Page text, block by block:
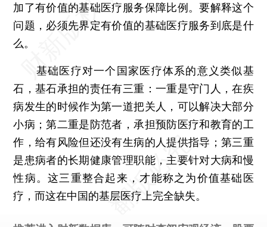
加了有价值的基础医疗服务保障比例。要解释这个
问题，必须先界定有价值的基础医疗服务到底是什
么。
基础医疗对一个国家医疗体系的意义类似基
石，基石承担的责任有三重：一重是守门人，在疾
病发生的时候作为第一道把关人，可以解决大部分
小病；第二重是防范者，承担预防医疗和教育的工
作，给有风险但还没有生病的人提供指导；第三重
是患病者的长期健康管理职能，主要针对大病和慢
性病。这三重整合起来，才能称之为价值基础医
疗，而这在中国的基层医疗上完全缺失。